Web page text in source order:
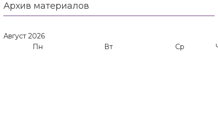
Архив материалов
Август 2026
Пн
Вт Ср